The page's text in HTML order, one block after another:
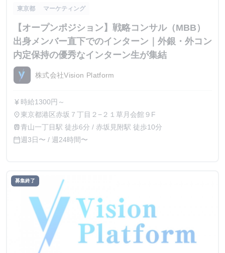
東京都 マーケティング
【オープンポジション】戦略コンサル（MBB）
出身メンバー直下でのインターン｜外銀・外コン
内定保持の優秀なインターン生が集結
株式会社Vision Platform
currency_yen 時給1300円～
place東京都港区赤坂７丁目２−２１草月会館９F
train青山一丁目駅 徒歩6分 / 赤坂見附駅 徒歩10分
calendar_today週3日〜 / 週24時間〜
募集終了